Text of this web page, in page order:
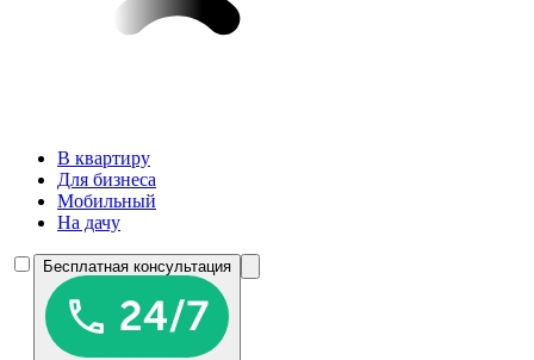
В квартиру
Для бизнеса
Мобильный
На дачу
Бесплатная консультация